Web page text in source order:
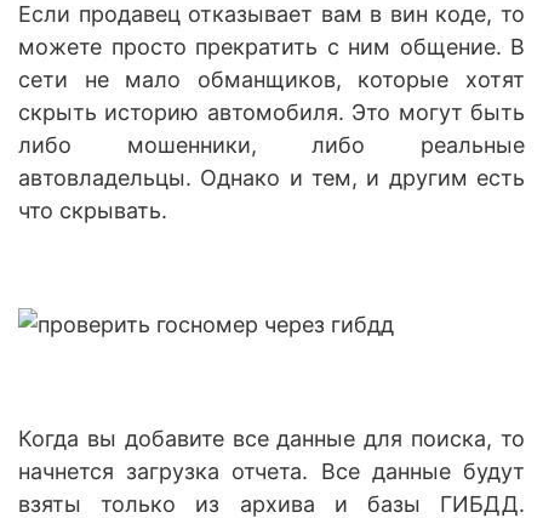
Если продавец отказывает вам в вин коде, то
можете просто прекратить с ним общение. В
сети не мало обманщиков, которые хотят
скрыть историю автомобиля. Это могут быть
либо мошенники, либо реальные
автовладельцы. Однако и тем, и другим есть
что скрывать.
Когда вы добавите все данные для поиска, то
начнется загрузка отчета. Все данные будут
взяты только из архива и базы ГИБДД.